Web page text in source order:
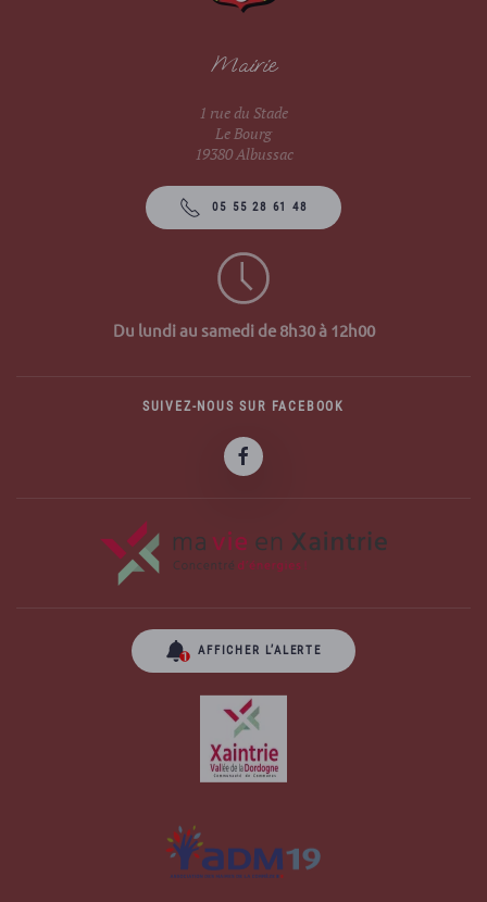
Mairie
1 rue du Stade
Le Bourg
19380 Albussac
05 55 28 61 48
Du lundi au samedi de 8h30 à 12h00
SUIVEZ-NOUS SUR FACEBOOK
AFFICHER L’ALERTE